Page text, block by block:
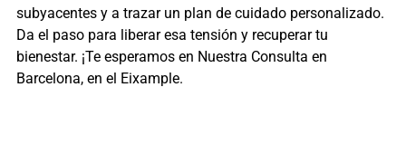
subyacentes y a trazar un plan de cuidado personalizado.
Da el paso para liberar esa tensión y recuperar tu
bienestar. ¡Te esperamos en Nuestra Consulta en
Barcelona, en el Eixample.